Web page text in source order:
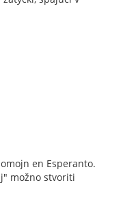
en Esperanto.
možno stvoriti